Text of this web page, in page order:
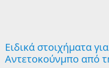
Ειδικά στοιχήματα
Αντετοκούνμπο από